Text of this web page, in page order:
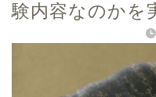
験内容なのかを